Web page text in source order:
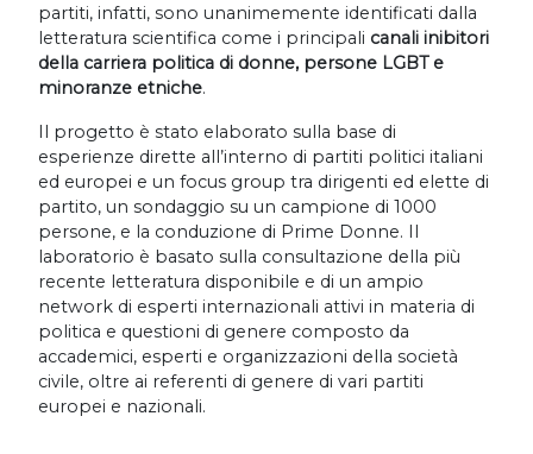
partiti, infatti, sono unanimemente identificati dalla
letteratura scientifica come i principali canali inibitori
della carriera politica di donne, persone LGBT e
minoranze etniche.
Il progetto è stato elaborato sulla base di
esperienze dirette all’interno di partiti politici italiani
ed europei e un focus group tra dirigenti ed elette di
partito, un sondaggio su un campione di 1000
persone, e la conduzione di Prime Donne. Il
laboratorio è basato sulla consultazione della più
recente letteratura disponibile e di un ampio
network di esperti internazionali attivi in materia di
politica e questioni di genere composto da
accademici, esperti e organizzazioni della società
civile, oltre ai referenti di genere di vari partiti
europei e nazionali.